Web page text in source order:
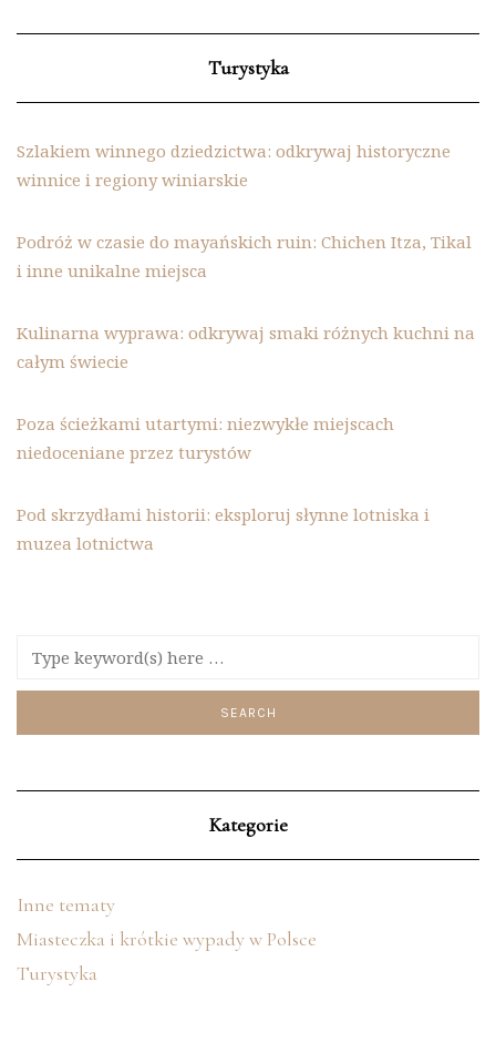
Turystyka
Szlakiem winnego dziedzictwa: odkrywaj historyczne
winnice i regiony winiarskie
Podróż w czasie do mayańskich ruin: Chichen Itza, Tikal
i inne unikalne miejsca
Kulinarna wyprawa: odkrywaj smaki różnych kuchni na
całym świecie
Poza ścieżkami utartymi: niezwykłe miejscach
niedoceniane przez turystów
Pod skrzydłami historii: eksploruj słynne lotniska i
muzea lotnictwa
Kategorie
Inne tematy
Miasteczka i krótkie wypady w Polsce
Turystyka